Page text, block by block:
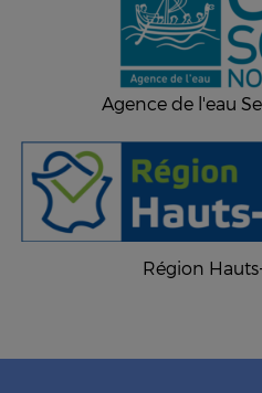
Agence de l'eau
Région